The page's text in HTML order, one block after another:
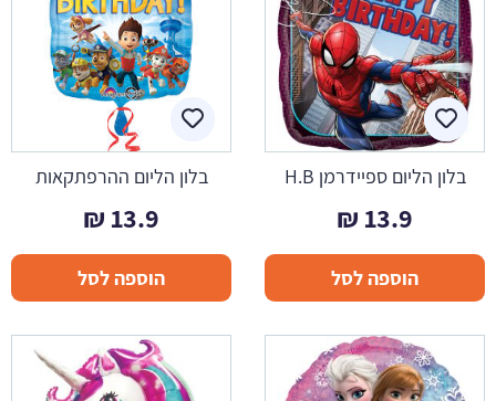
בלון הליום ספיידרמן H.B
13.9
₪
הוספה לסל
בלון הליום ההרפתקאות
13.9
₪
הוספה לסל